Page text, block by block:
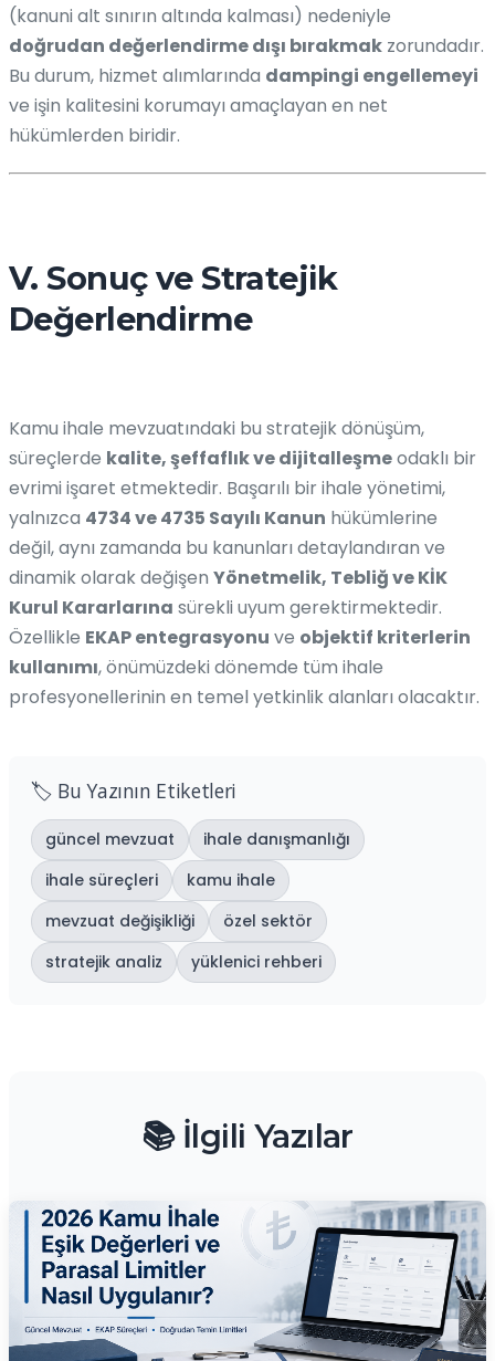
(kanuni alt sınırın altında kalması) nedeniyle
doğrudan değerlendirme dışı bırakmak zorundadır.
Bu durum, hizmet alımlarında dampingi engellemeyi
ve işin kalitesini korumayı amaçlayan en net
hükümlerden biridir.
V. Sonuç ve Stratejik
Değerlendirme
Kamu ihale mevzuatındaki bu stratejik dönüşüm,
süreçlerde kalite, şeffaflık ve dijitalleşmeodaklı bir
evrimi işaret etmektedir. Başarılı bir ihale yönetimi,
yalnızca 4734 ve 4735 Sayılı Kanun hükümlerine
değil, aynı zamanda bu kanunları detaylandıran ve
dinamik olarak değişen Yönetmelik, Tebliğ ve KİK
Kurul Kararlarına sürekli uyum gerektirmektedir.
Özellikle EKAP entegrasyonu ve objektif kriterlerin
kullanımı, önümüzdeki dönemde tüm ihale
profesyonellerinin en temel yetkinlik alanları olacaktır.
🏷️ Bu Yazının Etiketleri
güncel mevzuat
ihale danışmanlığı
ihale süreçleri
kamu ihale
mevzuat değişikliği
özel sektör
stratejik analiz
yüklenici rehberi
📚 İlgili Yazılar